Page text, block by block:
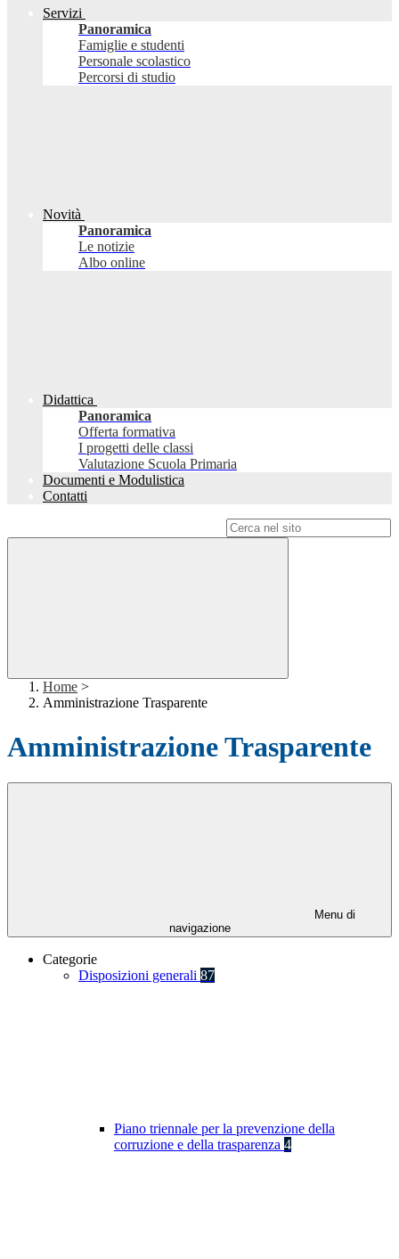
Servizi
Panoramica
Famiglie e studenti
Personale scolastico
Percorsi di studio
Novità
Panoramica
Le notizie
Albo online
Didattica
Panoramica
Offerta formativa
I progetti delle classi
Valutazione Scuola Primaria
Documenti e Modulistica
Contatti
Home >
Amministrazione Trasparente
Amministrazione Trasparente
Menu di
navigazione
Categorie
Disposizioni generali 87
Piano triennale per la prevenzione della
corruzione e della trasparenza 4